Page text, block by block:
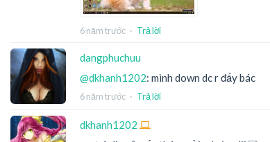
6 năm trước · Trả lời
dangphuchuu
@dkhanh1202: mình down dc r đấy bác
6 năm trước · Trả lời
dkhanh1202